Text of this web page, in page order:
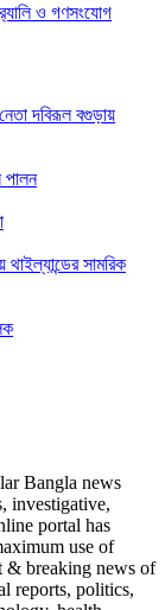
ও গণসংযোগ
দবিরূল বগুড়ায়
পালন
থাইল্যান্ডের সামরিক
Bangla news
investigative,
portal has
use of
& breaking news of
reports, politics,